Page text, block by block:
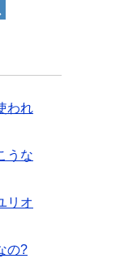
われ
うな
リオ
の?